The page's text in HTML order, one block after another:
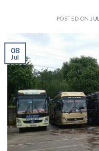
POSTED ON
08
Jul